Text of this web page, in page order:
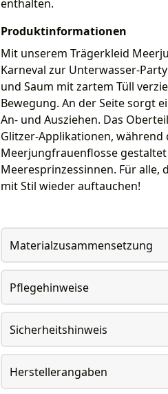
enthalten.
Produktinformationen
Mit unserem Trägerkleid
Karneval zur Unterwasser-
und Saum mit zartem Tüll
Bewegung. An der Seite sorgt
An- und Ausziehen. Das
Glitzer-Applikationen, während
Meerjungfrauenflosse
Meeresprinzessinnen. Für alle,
mit Stil wieder auftauchen!
Materialzusammensetzung
Pflegehinweise
Sicherheitshinweis
Herstellerangaben